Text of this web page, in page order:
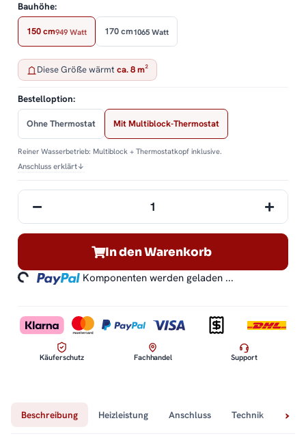
Bauhöhe:
150 cm949 Watt 170 cm1065 Watt
Diese Größe wärmt ca. 8 m²
Bestelloption:
Ohne Thermostat Mit Multiblock-Thermostat
Reiner Wasserbetrieb: Multiblock + Thermostatkopf inklusive.
Anschluss erklärt↓
In den Warenkorb
Komponenten werden geladen ...
Käuferschutz Fachhandel Support
Beschreibung Heizleistung Anschluss Technik